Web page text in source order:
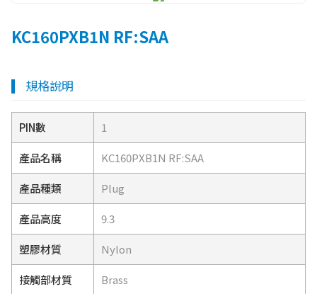
KC160PXB1N RF:SAA
規格說明
PIN數 1
產品名稱 KC160PXB1N RF:SAA
產品種類 Plug
產品高度 9.3
塑膠材質 Nylon
接觸部材質 Brass